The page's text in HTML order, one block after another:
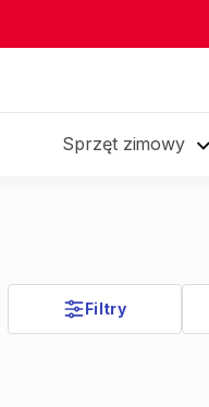
Sprzęt zimowy
Filtry